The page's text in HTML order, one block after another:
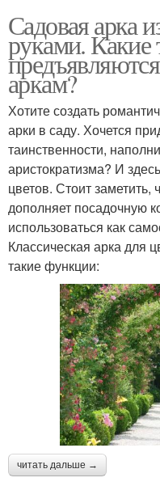
Садовая арка
руками. Какие
аркам?
Хотите создать
арки в саду. Хочется
таинственности,
аристократизма? И
цветов. Стоит
дополняет посадочную
использоваться как
Классическая арка для
такие функции:
читать дальше →